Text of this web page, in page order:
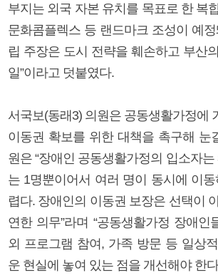
부지는 외국 자본 유치를 목표로 한 복
문화콤플렉스 등 랜드마크 조성이 예
립 주장은 도시 전략을 훼손하고 부산
일”이라고 덧붙였다.
서국보(동래3) 의원은 공동생활가정에
이동권 확보를 위한 대책을 촉구해 눈
원은 “장애인 공동생활가정의 입소자
는 1명뿐이어서 여러 명이 동시에 이
렵다. 장애인의 이동권 보장은 선택이
연한 의무”라며 “공동생활가정 장애인
외 프로그램 참여, 가족 방문 등 일상
운 현실에 놓여 있는 점을 개선해야 한